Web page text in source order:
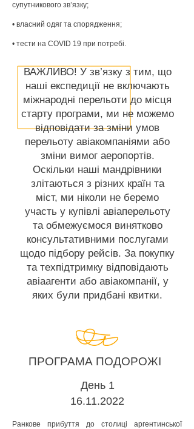
супутникового зв’язку;
• власний одяг та спорядження;
• тести на COVID 19 при потребі.
ВАЖЛИВО! У зв’язку з тим, що
наші експедиції не включають
міжнародні перельоти до місця
старту програми, ми не можемо
відповідати за зміни умов
перельоту авіакомпаніями або
зміни вимог аеропортів.
Оскільки наші мандрівники
злітаються з різних країн та
міст, ми ніколи не беремо
участь у купівлі авіаперельоту
та обмежуємося винятково
консультативними послугами
щодо підбору рейсів. За покупку
та техпідтримку відповідають
авіаагенти або авіакомпанії, у
яких були придбані квитки.
ПРОГРАМА ПОДОРОЖІ
День 1
16.11.2022
Ранкове прибуття до столиці аргентинської